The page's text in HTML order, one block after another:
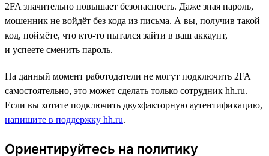
2FA значительно повышает безопасность. Даже зная пароль,
мошенник не войдёт без кода из письма. А вы, получив такой
код, поймёте, что кто-то пытался зайти в ваш аккаунт,
и успеете сменить пароль.
На данный момент работодатели не могут подключить 2FA
самостоятельно, это может сделать только сотрудник hh.ru.
Если вы хотите подключить двухфакторную аутентификацию,
напишите в поддержку hh.ru.
Ориентируйтесь на политику